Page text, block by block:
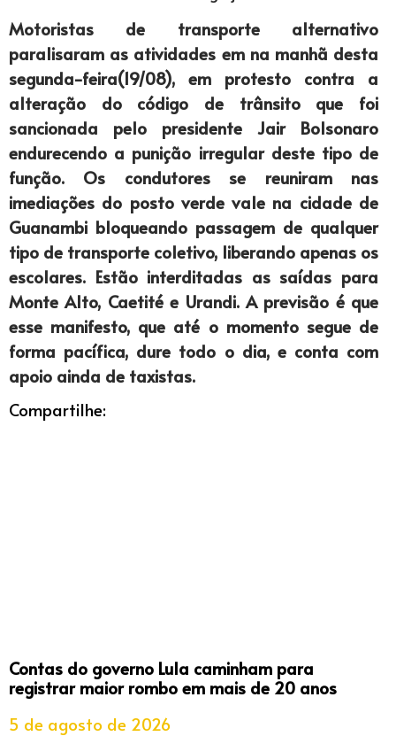
Motoristas de transporte alternativo
paralisaram as atividades em na manhã desta
segunda-feira(19/08), em protesto contra a
alteração do código de trânsito que foi
sancionada pelo presidente Jair Bolsonaro
endurecendo a punição irregular deste tipo de
função. Os condutores se reuniram nas
imediações do posto verde vale na cidade de
Guanambi bloqueando passagem de qualquer
tipo de transporte coletivo, liberando apenas os
escolares. Estão interditadas as saídas para
Monte Alto, Caetité e Urandi. A previsão é que
esse manifesto, que até o momento segue de
forma pacífica, dure todo o dia, e conta com
apoio ainda de taxistas.
Compartilhe:
Contas do governo Lula caminham para
registrar maior rombo em mais de 20 anos
5 de agosto de 2026